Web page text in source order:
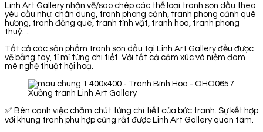
Linh Art Gallery nhận vẽ/sao chép các thể loại tranh sơn dầu theo
yêu cầu như: chân dung, tranh phong cảnh, tranh phong cảnh quê
hương, tranh đồng quê, tranh tĩnh vật, tranh hoa, tranh phong
thuỷ….
Tất cả các sản phẩm tranh sơn dầu tại Linh Art Gallery đều được
vẽ bằng tay, tỉ mỉ từng chi tiết. Với tất cả cảm xúc và niềm đam
mê nghệ thuật hội hoạ.
Xưởng tranh Linh Art Gallery
✅ Bên cạnh việc chăm chút từng chi tiết của bức tranh. Sự kết hợp
với khung tranh phù hợp cũng rất được Linh Art Gallery quan tâm.